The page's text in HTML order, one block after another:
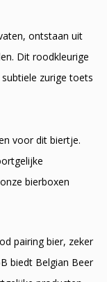
ontstaan uit
Dit roodkleurige
zurige toets
voor dit biertje.
bierboxen
pairing bier, zeker
biedt Belgian Beer